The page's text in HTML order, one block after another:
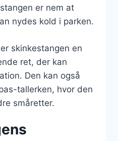
er nem at
nydes kold i parken.
skinkestangen en
ret, der kan
Den kan også
tallerken, hvor den
småretter.